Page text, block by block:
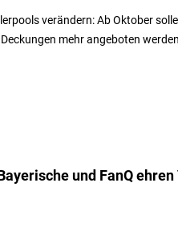
verändern: Ab Oktober
mehr angeboten
und FanQ